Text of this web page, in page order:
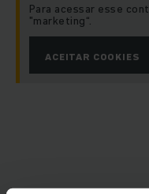
Para acessar esse
"marketing“.
ACEITAR COOKIES